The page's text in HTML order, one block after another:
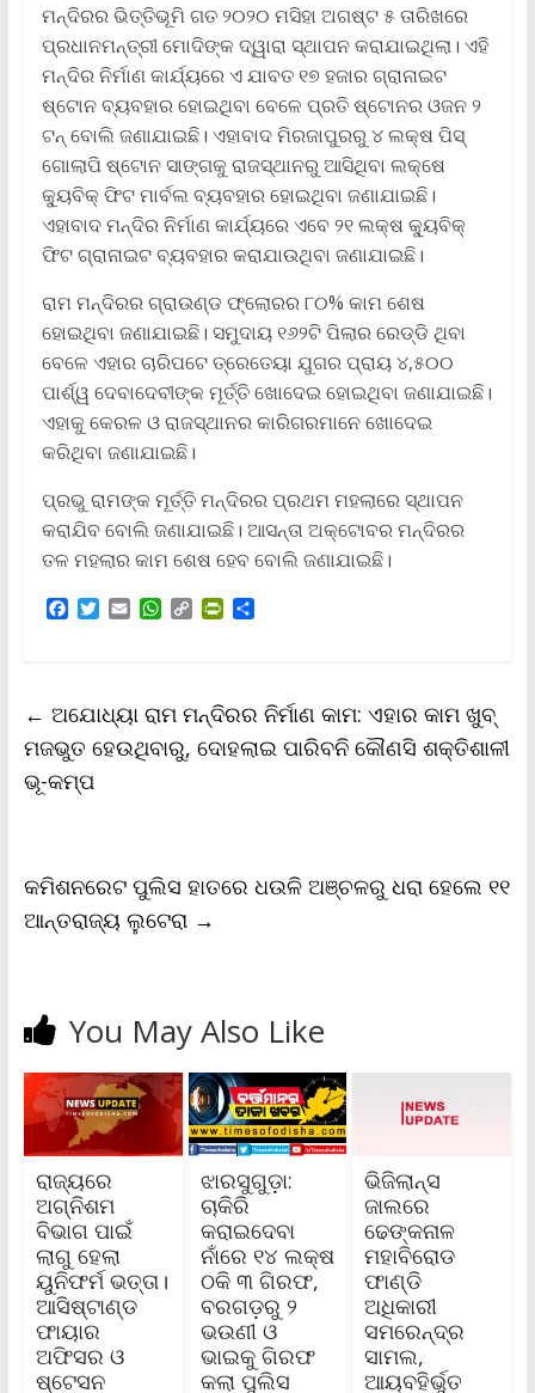
ମନ୍ଦିରର ଭିତ୍ତିଭୂମି ଗତ ୨୦୨୦ ମସିହା ଅଗଷ୍ଟ ୫ ତାରିଖରେ
ପ୍ରଧାନମନ୍ତ୍ରୀ ମୋଦିଙ୍କ ଦ୍ୱାରା ସ୍ଥାପନ କରାଯାଇଥିଲା। ଏହି
ମନ୍ଦିର ନିର୍ମାଣ କାର୍ଯ୍ୟରେ ଏ ଯାବତ ୧୭ ହଜାର ଗ୍ରାନାଇଟ
ଷ୍ଟୋନ ବ୍ୟବହାର ହୋଇଥିବା ବେଳେ ପ୍ରତି ଷ୍ଟୋନର ଓଜନ ୨
ଟନ୍‌ ବୋଲି ଜଣାଯାଇଛି। ଏହାବାଦ ମିରଜାପୁରରୁ ୪ ଲକ୍ଷ ପିସ୍‌
ଗୋଲାପି ଷ୍ଟୋନ ସାଙ୍ଗକୁ ରାଜସ୍ଥାନରୁ ଆସିଥିବା ଲକ୍ଷେ
କ୍ୟୁବିକ୍‌ ଫିଟ ମାର୍ବଲ ବ୍ୟବହାର ହୋଇଥିବା ଜଣାଯାଇଛି।
ଏହାବାଦ ମନ୍ଦିର ନିର୍ମାଣ କାର୍ଯ୍ୟରେ ଏବେ ୨୧ ଲକ୍ଷ କ୍ୟୁବିକ୍‌
ଫିଟ ଗ୍ରାନାଇଟ ବ୍ୟବହାର କରାଯାଉଥିବା ଜଣାଯାଇଛି।
ରାମ ମନ୍ଦିରର ଗ୍ରାଉଣ୍ଡ ଫ୍ଲୋରର ୮୦% କାମ ଶେଷ
ହୋଇଥିବା ଜଣାଯାଇଛି। ସମୁଦାୟ ୧୬୨ଟି ପିଲାର ରେଡ୍ଡି ଥିବା
ବେଳେ ଏହାର ଚାରିପଟେ ତ୍ରେତେୟା ଯୁଗର ପ୍ରାୟ ୪,୫୦୦
ପାର୍ଶ୍ୱ ଦେବାଦେବୀଙ୍କ ମୂର୍ତ୍ତି ଖୋଦେଇ ହୋଇଥିବା ଜଣାଯାଇଛି।
ଏହାକୁ କେରଳ ଓ ରାଜସ୍ଥାନର କାରିଗରମାନେ ଖୋଦେଇ
କରିଥିବା ଜଣାଯାଇଛି।
ପ୍ରଭୁ ରାମଙ୍କ ମୂର୍ତ୍ତି ମନ୍ଦିରର ପ୍ରଥମ ମହଲାରେ ସ୍ଥାପନ
କରାଯିବ ବୋଲି ଜଣାଯାଇଛି। ଆସନ୍ତା ଅକ୍ଟୋବର ମନ୍ଦିରର
ତଳ ମହଲାର କାମ ଶେଷ ହେବ ବୋଲି ଜଣାଯାଇଛି।
F
o
o
k
T
e
r
E
W
A
p
p
C
i
n
k
P
F
r
i
S
← ଅଯୋଧ୍ୟା ରାମ ମନ୍ଦିରର ନିର୍ମାଣ କାମ: ଏହାର କାମ ଖୁବ୍‌
ମଜଭୁତ ହେଉଥିବାରୁ, ଦୋହଲାଇ ପାରିବନି କୌଣସି ଶକ୍ତିଶାଳୀ
ଭୂ-କମ୍ପ
କମିଶନରେଟ ପୁଲିସ ହାତରେ ଧଉଳି ଅଞ୍ଚଳରୁ ଧରା ହେଲେ ୧୧
ଆନ୍ତରାଜ୍ୟ ଲୁଟେରା →
You May Also Like
ରାଜ୍ୟରେ
ଅଗ୍ନିଶମ
ବିଭାଗ ପାଇଁ
ଲାଗୁ ହେଲା
ୟୁନିଫର୍ମ ଭତ୍ତା।
ଆସିଷ୍ଟାଣ୍ଡ
ଫାୟାର
ଅଫିସର ଓ
ଷ୍ଟେସନ
ଝାରସୁଗୁଡ଼ା:
ଚାକିରି
କରାଇଦେବା
ନାଁରେ ୧୪ ଲକ୍ଷ
ଠକି ୩ ଗିରଫ,
ବରଗଡ଼ରୁ ୨
ଭଉଣୀ ଓ
ଭାଇକୁ ଗିରଫ
କଲା ପୁଲିସ
ଭିଜିଲାନ୍ସ
ଜାଲରେ
ଢେଙ୍କନାଳ
ମହାବିରୋଡ
ଫାଣ୍ଡି
ଅଧିକାରୀ
ସମରେନ୍ଦ୍ର
ସାମଲ,
ଆୟବହିର୍ଭୁତ